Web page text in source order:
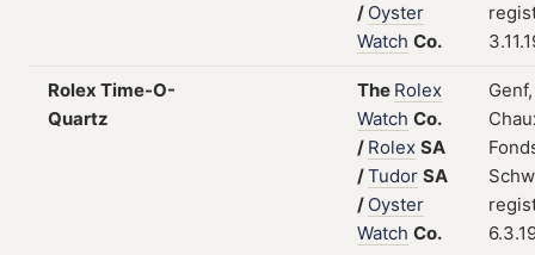
/ Oyster
Watch Co.
Rolex Time-O-
Quartz
The Rolex
Watch Co.
/ Rolex SA
/Tudor SA
/ Oyster
Watch Co.